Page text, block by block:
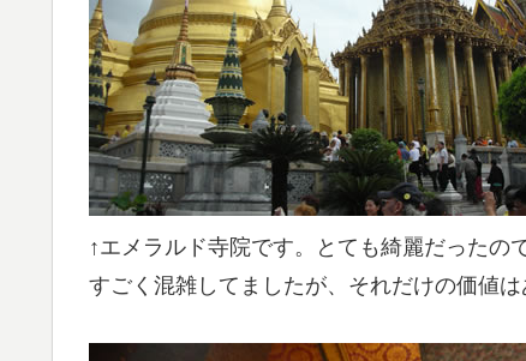
↑エメラルド寺院です。とても綺麗だったの
すごく混雑してましたが、それだけの価値は